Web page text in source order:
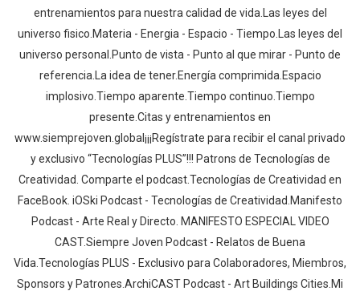
entrenamientos para nuestra calidad de vida.Las leyes del
universo fisico.Materia - Energia - Espacio - Tiempo.Las leyes del
universo personal.Punto de vista - Punto al que mirar - Punto de
referencia.La idea de tener.Energía comprimida.Espacio
implosivo.Tiempo aparente.Tiempo continuo.Tiempo
presente.Citas y entrenamientos en
www.siemprejoven.global¡¡¡Regístrate para recibir el canal privado
y exclusivo “Tecnologías PLUS”!!! Patrons de Tecnologías de
Creatividad. Comparte el podcast.Tecnologías de Creatividad en
FaceBook. iOSki Podcast - Tecnologías de Creatividad.Manifesto
Podcast - Arte Real y Directo. MANIFESTO ESPECIAL VIDEO
CAST.Siempre Joven Podcast - Relatos de Buena
Vida.Tecnologías PLUS - Exclusivo para Colaboradores, Miembros,
Sponsors y Patrones.ArchiCAST Podcast - Art Buildings Cities.Mi